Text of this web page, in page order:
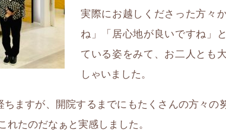
実際にお越しくださった方々
ね」「居心地が良いですね」
ている姿をみて、お二人とも
しゃいました。
ちますが、開院するまでにもたくさんの方々の
たのだなぁと実感しました。